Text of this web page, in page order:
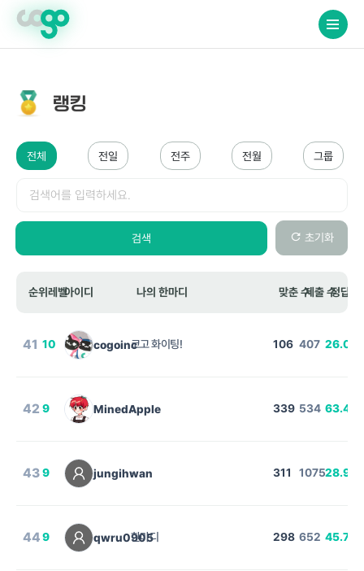
crossorigin="anonymous">
랭킹
전체 전일 전주 전월
그룹
검색 초기화
순위레벨아이디 나의 한마디 맞춘 수제출 수정답
41 10 cogoinc코고 화이팅! 106 407 26.04
42 9 MinedApple
. 339 534 63.48
43 9 jungihwan
- 311 107528.93
449 qwru0905
한마디 298 652 45.71